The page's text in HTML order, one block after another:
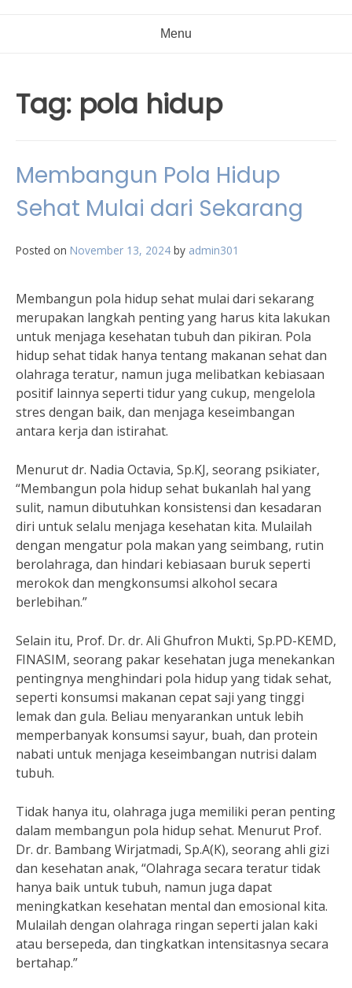
Menu
Tag: pola hidup
Membangun Pola Hidup
Sehat Mulai dari Sekarang
Posted on November 13, 2024 by admin301
Membangun pola hidup sehat mulai dari sekarang
merupakan langkah penting yang harus kita lakukan
untuk menjaga kesehatan tubuh dan pikiran. Pola
hidup sehat tidak hanya tentang makanan sehat dan
olahraga teratur, namun juga melibatkan kebiasaan
positif lainnya seperti tidur yang cukup, mengelola
stres dengan baik, dan menjaga keseimbangan
antara kerja dan istirahat.
Menurut dr. Nadia Octavia, Sp.KJ, seorang psikiater,
“Membangun pola hidup sehat bukanlah hal yang
sulit, namun dibutuhkan konsistensi dan kesadaran
diri untuk selalu menjaga kesehatan kita. Mulailah
dengan mengatur pola makan yang seimbang, rutin
berolahraga, dan hindari kebiasaan buruk seperti
merokok dan mengkonsumsi alkohol secara
berlebihan.”
Selain itu, Prof. Dr. dr. Ali Ghufron Mukti, Sp.PD-KEMD,
FINASIM, seorang pakar kesehatan juga menekankan
pentingnya menghindari pola hidup yang tidak sehat,
seperti konsumsi makanan cepat saji yang tinggi
lemak dan gula. Beliau menyarankan untuk lebih
memperbanyak konsumsi sayur, buah, dan protein
nabati untuk menjaga keseimbangan nutrisi dalam
tubuh.
Tidak hanya itu, olahraga juga memiliki peran penting
dalam membangun pola hidup sehat. Menurut Prof.
Dr. dr. Bambang Wirjatmadi, Sp.A(K), seorang ahli gizi
dan kesehatan anak, “Olahraga secara teratur tidak
hanya baik untuk tubuh, namun juga dapat
meningkatkan kesehatan mental dan emosional kita.
Mulailah dengan olahraga ringan seperti jalan kaki
atau bersepeda, dan tingkatkan intensitasnya secara
bertahap.”